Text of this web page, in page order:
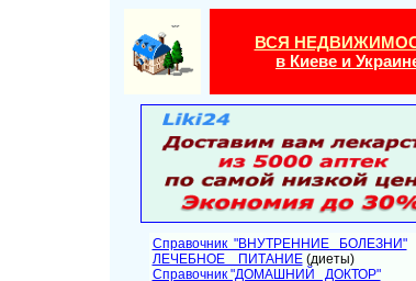
ВСЯ
в Киеве и
Справочник "ВНУТРЕННИЕ БОЛЕЗНИ"
ЛЕЧЕБНОЕ ПИТАНИЕ(диеты)
Cправочник "ДОМАШНИЙ ДОКТОР"